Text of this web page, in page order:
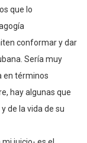
que lo
conformar y dar
Sería muy
en términos
hay algunas que
de la vida de su